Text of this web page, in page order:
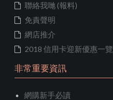
聯絡我哋 (報料)
免責聲明
網店推介
2018 信用卡迎新優惠一覽
非常重要資訊
網購新手必讀